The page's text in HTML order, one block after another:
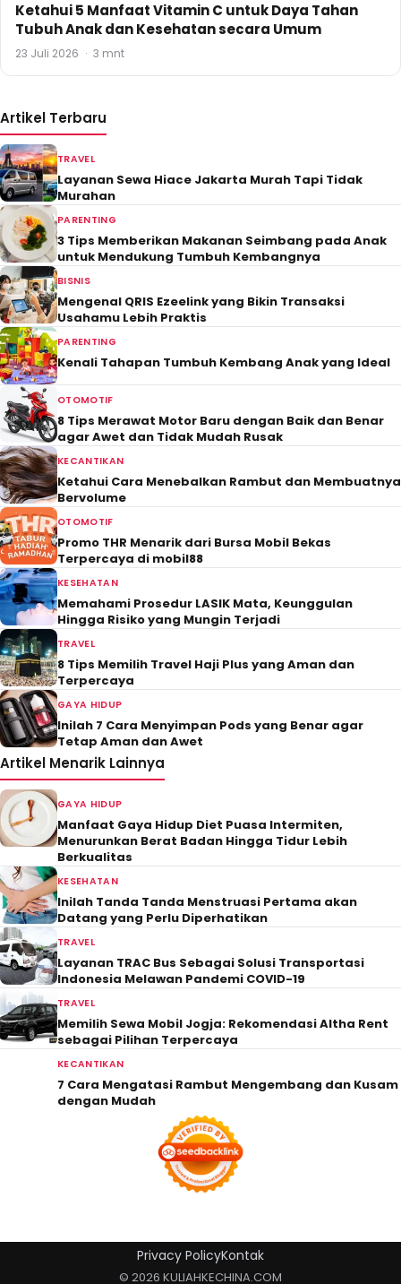
Ketahui 5 Manfaat Vitamin C untuk Daya Tahan
Tubuh Anak dan Kesehatan secara Umum
23 Juli 2026 · 3 mnt
Artikel Terbaru
TRAVEL
Layanan Sewa Hiace Jakarta Murah Tapi Tidak
Murahan
PARENTING
3 Tips Memberikan Makanan Seimbang pada Anak
untuk Mendukung Tumbuh Kembangnya
BISNIS
Mengenal QRIS Ezeelink yang Bikin Transaksi
Usahamu Lebih Praktis
PARENTING
Kenali Tahapan Tumbuh Kembang Anak yang Ideal
OTOMOTIF
8 Tips Merawat Motor Baru dengan Baik dan Benar
agar Awet dan Tidak Mudah Rusak
KECANTIKAN
Ketahui Cara Menebalkan Rambut dan Membuatnya
Bervolume
OTOMOTIF
Promo THR Menarik dari Bursa Mobil Bekas
Terpercaya di mobil88
KESEHATAN
Memahami Prosedur LASIK Mata, Keunggulan
Hingga Risiko yang Mungin Terjadi
TRAVEL
8 Tips Memilih Travel Haji Plus yang Aman dan
Terpercaya
GAYA HIDUP
Inilah 7 Cara Menyimpan Pods yang Benar agar
Tetap Aman dan Awet
Artikel Menarik Lainnya
GAYA HIDUP
Manfaat Gaya Hidup Diet Puasa Intermiten,
Menurunkan Berat Badan Hingga Tidur Lebih
Berkualitas
KESEHATAN
Inilah Tanda Tanda Menstruasi Pertama akan
Datang yang Perlu Diperhatikan
TRAVEL
Layanan TRAC Bus Sebagai Solusi Transportasi
Indonesia Melawan Pandemi COVID-19
TRAVEL
Memilih Sewa Mobil Jogja: Rekomendasi Altha Rent
sebagai Pilihan Terpercaya
KECANTIKAN
7 Cara Mengatasi Rambut Mengembang dan Kusam
dengan Mudah
© 2026 KULIAHKECHINA.COM
Privacy PolicyKontak